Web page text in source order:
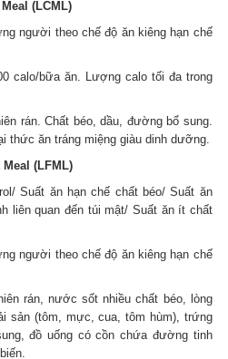
(LCML)
người theo chế độ ăn kiêng hạn chế
calo/bữa ăn. Lượng calo tối đa trong
rán. Chất béo, dầu, đường bổ sung.
ăn tráng miệng giàu dinh dưỡng.
(LFML)
Suất ăn hạn chế chất béo/ Suất ăn
liên quan đến túi mật/ Suất ăn ít chất
người theo chế độ ăn kiêng hạn chế
rán, nước sốt nhiều chất béo, lòng
sản (tôm, mực, cua, tôm hùm), trứng
đồ uống có cồn chứa đường tinh